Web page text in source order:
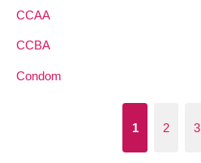
CCAA
CCBA
Condom
1 2 3